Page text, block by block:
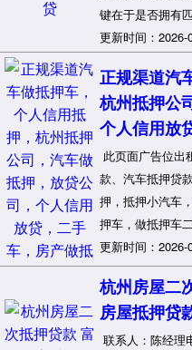
键在于是否拥有
更新时间：2026-
正规渠道汽
杭州抵押公
个人信用放
此页面广告位出
款、汽车抵押贷
押，抵押小汽车
押车，做抵押车
更新时间：2026-
杭州房屋二
房屋抵押贷
联系人：陈经理